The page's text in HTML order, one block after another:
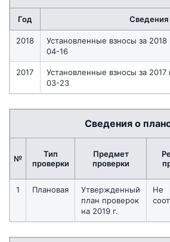
Год Сведения
2018
Установленные взносы за
04-16
2017
Установленные взносы за 2017
03-23
Сведения о
№
Тип
проверки
Предмет
проверки
1 Плановая
Утвержденный
план проверок
на 2019 г.
Не